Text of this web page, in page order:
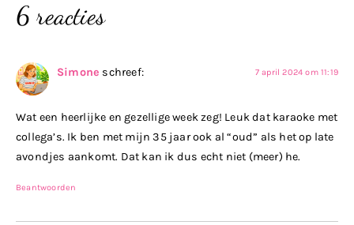
6 reacties
Simone schreef: 7 april 2024 om 11:19
Wat een heerlijke en gezellige week zeg! Leuk dat karaoke met
collega’s. Ik ben met mijn 35 jaar ook al “oud” als het op late
avondjes aankomt. Dat kan ik dus echt niet (meer) he.
Beantwoorden